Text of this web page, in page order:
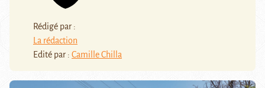
Rédigé par :
La rédaction
Edité par : Camille Chilla